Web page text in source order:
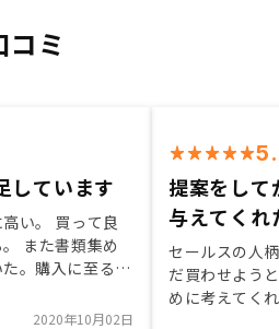
コミ
しています
い。 買って良
また書類集め
。購入に至る全
は知識がありそ
2020年10月02日
提案をして
与えてくれ
セールスの人
だ買わせよう
めに考えてく